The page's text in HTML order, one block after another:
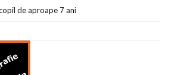
de aproape 7 ani